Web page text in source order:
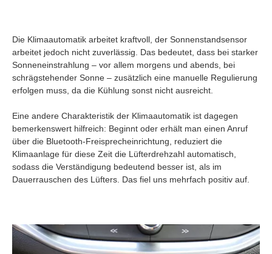
Die Klimaautomatik arbeitet kraftvoll, der Sonnenstandsensor
arbeitet jedoch nicht zuverlässig. Das bedeutet, dass bei starker
Sonneneinstrahlung – vor allem morgens und abends, bei
schrägstehender Sonne – zusätzlich eine manuelle Regulierung
erfolgen muss, da die Kühlung sonst nicht ausreicht.
Eine andere Charakteristik der Klimaautomatik ist dagegen
bemerkenswert hilfreich: Beginnt oder erhält man einen Anruf
über die Bluetooth-Freisprecheinrichtung, reduziert die
Klimaanlage für diese Zeit die Lüfterdrehzahl automatisch,
sodass die Verständigung bedeutend besser ist, als im
Dauerrauschen des Lüfters. Das fiel uns mehrfach positiv auf.